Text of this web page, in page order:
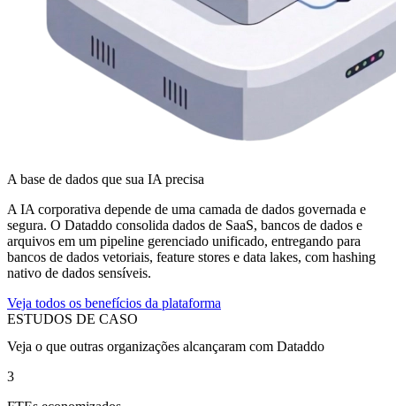
A base de dados que sua IA precisa
A IA corporativa depende de uma camada de dados governada e
segura. O Dataddo consolida dados de SaaS, bancos de dados e
arquivos em um pipeline gerenciado unificado, entregando para
bancos de dados vetoriais, feature stores e data lakes, com hashing
nativo de dados sensíveis.
Veja todos os benefícios da plataforma
ESTUDOS DE CASO
Veja o que outras organizações alcançaram com Dataddo
3